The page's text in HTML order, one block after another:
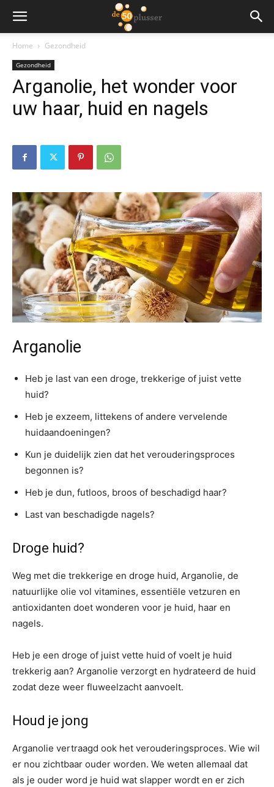
Home Gezondheid
Gezondheid
Arganolie, het wonder voor
uw haar, huid en nagels
Arganolie
Heb je last van een droge, trekkerige of juist vette
huid?
Heb je exzeem, littekens of andere vervelende
huidaandoeningen?
Kun je duidelijk zien dat het verouderingsproces
begonnen is?
Heb je dun, futloos, broos of beschadigd haar?
Last van beschadigde nagels?
Droge huid?
Weg met die trekkerige en droge huid, Arganolie, de
natuurlijke olie vol vitamines, essentiële vetzuren en
antioxidanten doet wonderen voor je huid, haar en
nagels.
Heb je een droge of juist vette huid of voelt je huid
trekkerig aan? Arganolie verzorgt en hydrateerd de huid
zodat deze weer fluweelzacht aanvoelt.
Houd je jong
Arganolie vertraagd ook het verouderingsproces. Wie wil
er nou zichtbaar ouder worden. We weten allemaal dat
als je ouder word je huid wat slapper wordt en er zich